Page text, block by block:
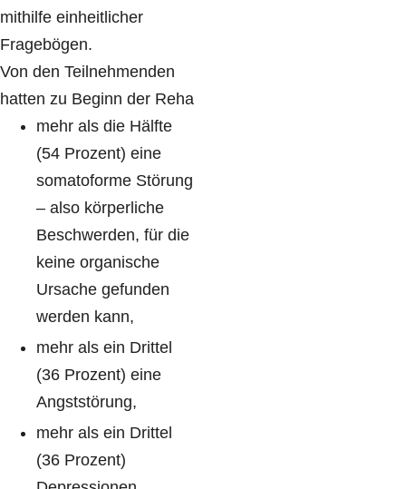
mithilfe einheitlicher
Fragebögen.
Von den Teilnehmenden
hatten zu Beginn der Reha
mehr als die Hälfte
(54 Prozent) eine
somatoforme Störung
– also körperliche
Beschwerden, für die
keine organische
Ursache gefunden
werden kann,
mehr als ein Drittel
(36 Prozent) eine
Angststörung,
mehr als ein Drittel
(36 Prozent)